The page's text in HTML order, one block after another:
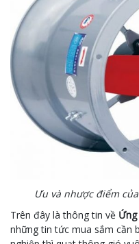
Ưu và nhược điểm
Trên đây là thông tin về
những tin tức mua sắm cần